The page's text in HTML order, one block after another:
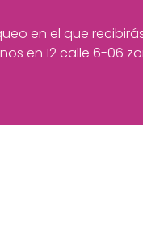
en el que
en 12 calle 6-06